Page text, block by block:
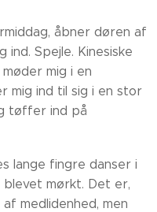
åbner døren af
ind. Spejle. Kinesiske
mig i en
mig ind til sig i en stor
tøffer ind på
lange fingre danser i
mørkt. Det er,
medlidenhed, men